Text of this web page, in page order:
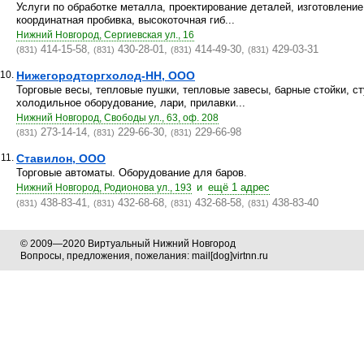
Услуги по обработке металла, проектирование деталей,
координатная пробивка, высокоточная гиб...
Нижний Новгород, Сергиевская ул., 16
(831) 414-15-58, (831) 430-28-01, (831) 414-49-30, (831) 429-03-31
10. Нижегородторгхолод-НН, ООО
Торговые весы, тепловые пушки, тепловые завесы, барные стойки,
холодильное оборудование, лари, прилавки...
Нижний Новгород, Свободы ул., 63, оф. 208
(831) 273-14-14, (831) 229-66-30, (831) 229-66-98
11. Ставилон, ООО
Торговые автоматы. Оборудование для баров.
Нижний Новгород, Родионова ул., 193 и ещё 1 адрес
(831) 438-83-41, (831) 432-68-68, (831) 432-68-58, (831) 438-83-40
© 2009—2020 Виртуальный Нижний Новгород
Вопросы, предложения, пожелания: mail[dog]virtnn.ru